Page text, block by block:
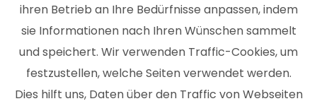
ihren Betrieb an Ihre Bedürfnisse anpassen, indem
sie Informationen nach Ihren Wünschen sammelt
und speichert. Wir verwenden Traffic-Cookies, um
festzustellen, welche Seiten verwendet werden.
Dies hilft uns, Daten über den Traffic von Webseiten